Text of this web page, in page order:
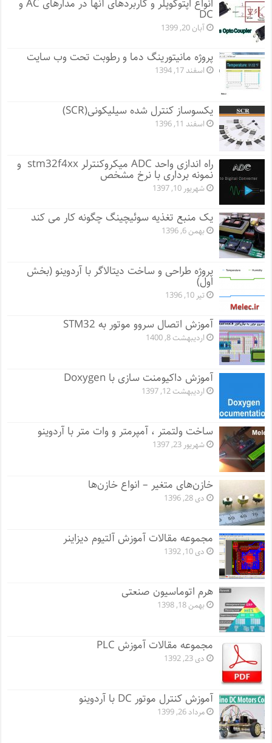
انواع اپتوکوپلر و کاربردهای آنها در مدارهای AC و
DC
آبان 20, 1399
پروژه مانيتورينگ دما و رطوبت تحت وب سایت
اسفند 17, 1394
یکسوساز کنترل شده سیلیکونی(SCR)
اسفند 11, 1396
راه اندازی واحد ADC میکروکنترلر stm32f4xx و
نمونه برداری با نرخ مشخص
شهریور 10, 1397
یک منبع تغذیه سوئیچینگ چگونه کار می کند
بهمن 6, 1396
پروژه طراحی و ساخت دیتالاگر با آردوینو (بخش
اول)
تیر 10, 1396
آموزش اتصال سروو موتور به STM32
اردیبهشت 8, 1400
آموزش داکیومنت سازی با Doxygen
اردیبهشت 12, 1397
ساخت ولتمتر ، آمپرمتر و وات متر با آردوینو
شهریور 23, 1397
خازن‌های متغیر – انواع خازن‌ها
دی 28, 1396
مجموعه مقالات آموزش آلتیوم دیزاینر
دی 10, 1392
هرم اتوماسیون صنعتی
بهمن 18, 1398
مجموعه مقالات آموزش PLC
دی 23, 1392
آموزش کنترل موتور DC با آردوینو
مرداد 26, 1399